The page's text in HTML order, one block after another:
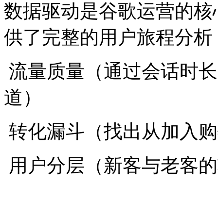
数据驱动是谷歌运营的核
供了完整的用户旅程分
流量质量（通过会话时
道）
转化漏斗（找出从加入
用户分层（新客与老客